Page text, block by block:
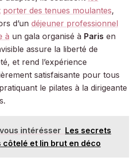
porter des tenues moulantes,
d’un déjeuner professionnel
à un gala organisé à Paris en
assure la liberté de
et rend l’expérience
satisfaisante pour tous
le pilates à la dirigeante
intérésser Les secrets
côtelé et lin brut en déco